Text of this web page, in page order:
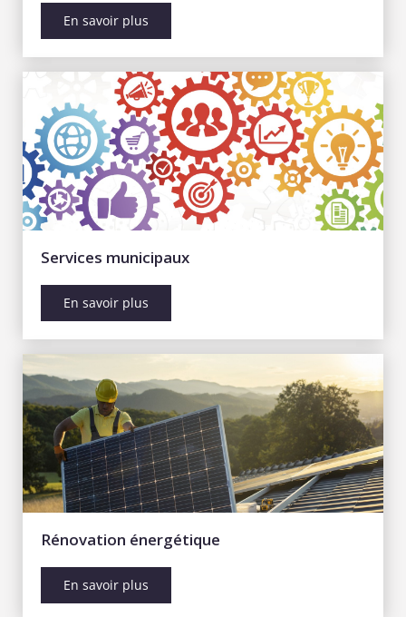
En savoir plus
Services municipaux
En savoir plus
Rénovation énergétique
En savoir plus